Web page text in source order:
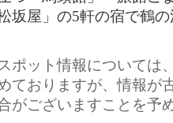
坂屋」の5軒の宿で鶴
ポット情報については
ておりますが、情報が
がございますことを予